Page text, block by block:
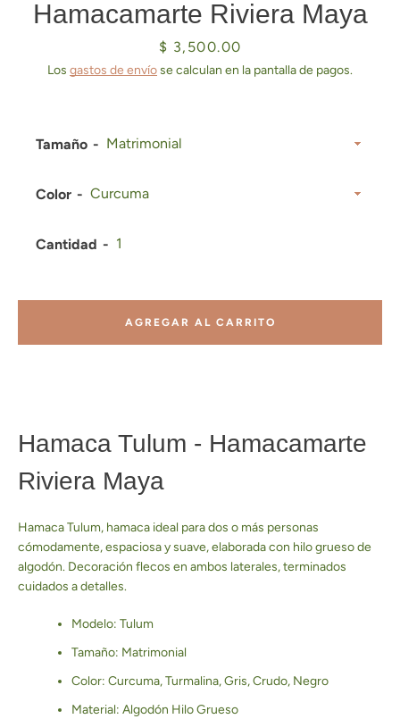
Hamacamarte Riviera Maya
Precio
$ 3,500.00
Los gastos de envíose calculan en la pantalla de pagos.
Hamaca Tulum - Hamacamarte
Riviera Maya
Hamaca Tulum, hamaca ideal para dos o más personas
cómodamente, espaciosa y suave, elaborada con hilo grueso de
algodón. Decoración flecos en ambos laterales, terminados
cuidados a detalles.
Modelo: Tulum
Tamaño: Matrimonial
Color: Curcuma, Turmalina, Gris, Crudo, Negro
Material: Algodón Hilo Grueso
Tamaño
Color
Cantidad
AGREGAR AL CARRITO